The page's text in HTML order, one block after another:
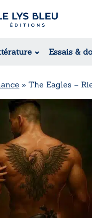
Essais &
Romans
Suspense /
» The Eagles –